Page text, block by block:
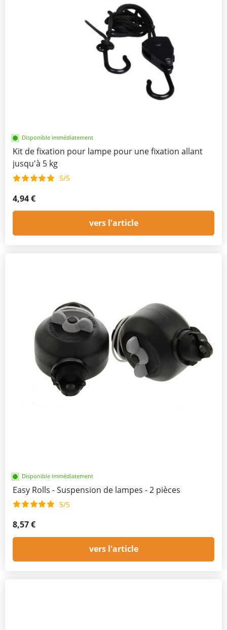
Disponible immédiatement
Kit de fixation pour lampe pour une fixation allant
jusqu'à 5 kg
5/5
4,94 €
vers l'article
Disponible immédiatement
Easy Rolls - Suspension de lampes - 2 pièces
5/5
8,57 €
vers l'article